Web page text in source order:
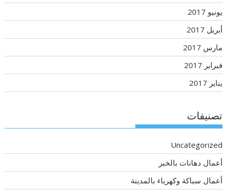
يونيو 2017
أبريل 2017
مارس 2017
فبراير 2017
يناير 2017
تصنيفات
Uncategorized
أعمال دهانات بالخبر
أعمال سباكة وكهرباء بالمدينة